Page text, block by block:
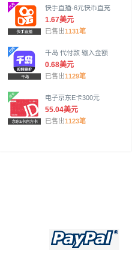
快手直播-6元快币直充
1.67美元
已售出1131笔
千岛 代付款 输入金额
0.68美元
已售出1129笔
电子京东E卡300元
55.04美元
已售出1123笔